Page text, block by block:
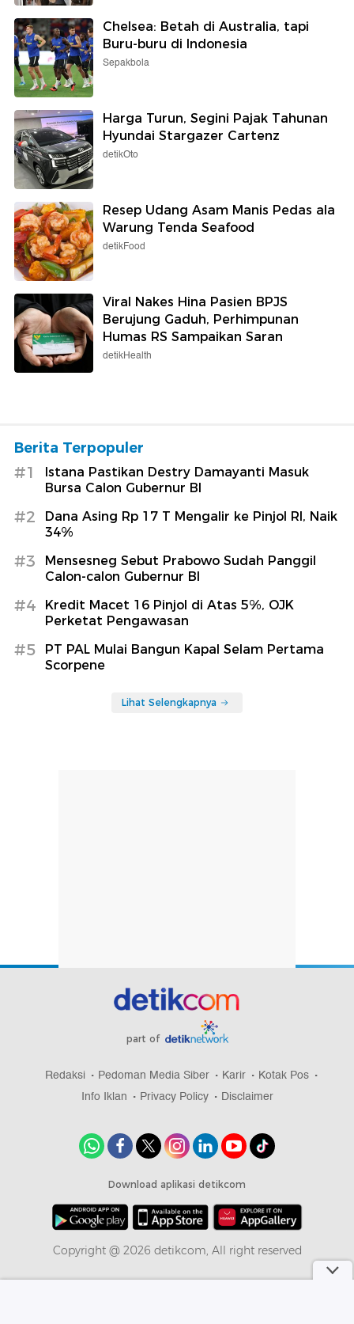
Chelsea: Betah di Australia, tapi
Buru-buru di Indonesia
Sepakbola
Harga Turun, Segini Pajak Tahunan
Hyundai Stargazer Cartenz
detikOto
Resep Udang Asam Manis Pedas ala
Warung Tenda Seafood
detikFood
Viral Nakes Hina Pasien BPJS
Berujung Gaduh, Perhimpunan
Humas RS Sampaikan Saran
detikHealth
Berita Terpopuler
#1
Istana Pastikan Destry Damayanti Masuk
Bursa Calon Gubernur BI
#2
Dana Asing Rp 17 T Mengalir ke Pinjol RI, Naik
34%
#3
Mensesneg Sebut Prabowo Sudah Panggil
Calon-calon Gubernur BI
#4
Kredit Macet 16 Pinjol di Atas 5%, OJK
Perketat Pengawasan
#5
PT PAL Mulai Bangun Kapal Selam Pertama
Scorpene
Lihat Selengkapnya
part of
Redaksi Pedoman Media Siber Karir
Kotak Pos
Info Iklan
Privacy Policy Disclaimer
Download aplikasi detikcom
Copyright @ 2026 detikcom, All right reserved